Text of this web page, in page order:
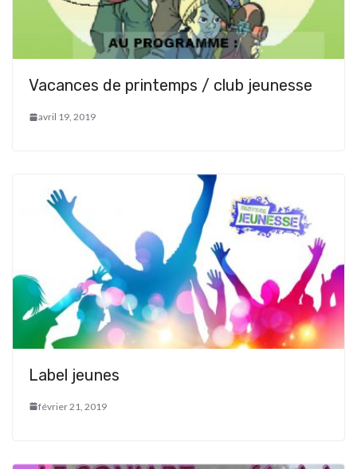
Vacances de printemps / club jeunesse
avril 19, 2019
Label jeunes
février 21, 2019